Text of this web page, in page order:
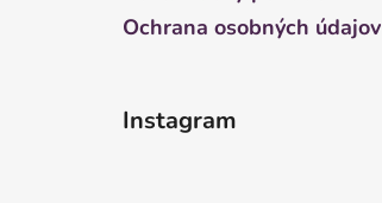
Ochrana osobných údajov
Instagram